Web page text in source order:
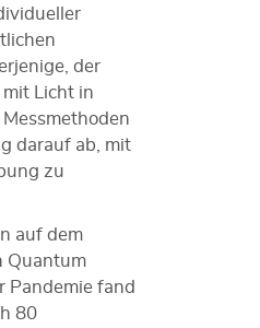
der
Licht in
darauf ab, mit
zu
auf dem
Quantum
Pandemie fand
80